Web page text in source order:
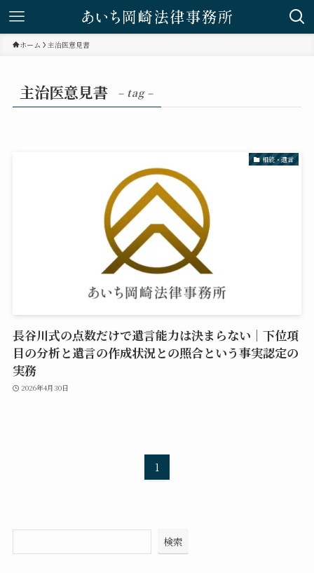
ホーム 主治医意見書
主治医意見書 – tag –
相続・遺言
長谷川式の点数だけで遺言能力は決まらない｜下位項
目の分析と遺言の作成状況との照合という事実認定の
実務
2026年4月30日
1
検索